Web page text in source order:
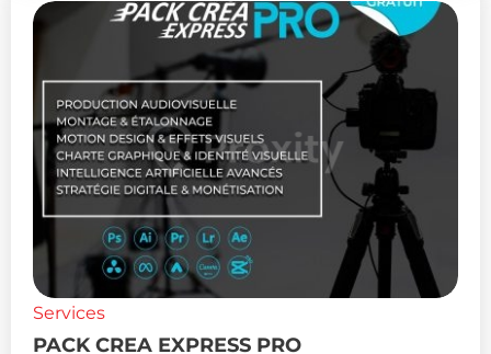
Services
PACK CREA EXPRESS PRO